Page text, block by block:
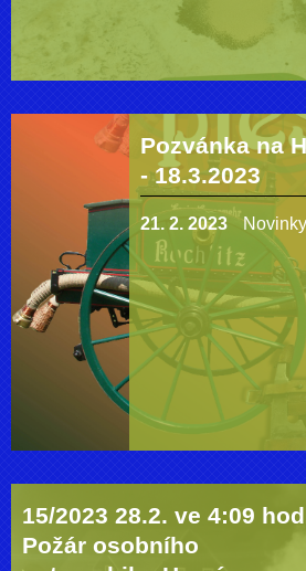
Pozvánka na
- 18.3.2023
21. 2. 2023 Novinky
15/2023 28.2. ve 4:09
Požár osobního